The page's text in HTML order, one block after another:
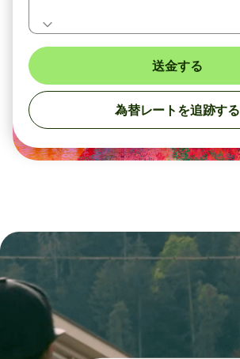
送金する
為替レートを追跡する